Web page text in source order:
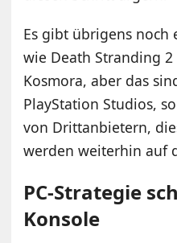
Es gibt übrigens noch
wie Death Stranding
Kosmora, aber das
PlayStation Studios,
von Drittanbietern,
werden weiterhin auf
PC-Strategie
Konsole